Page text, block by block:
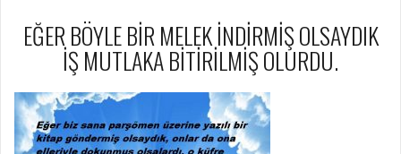
EĞER BÖYLE BİR MELEK İNDİRMİŞ OLSAYDIK
İŞ MUTLAKA BİTİRİLMİŞ OLURDU.